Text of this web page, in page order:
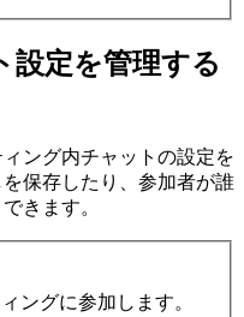
設定を管理する
ング内チャットの設定を
保存したり、参加者が誰
きます。
ングに参加します。